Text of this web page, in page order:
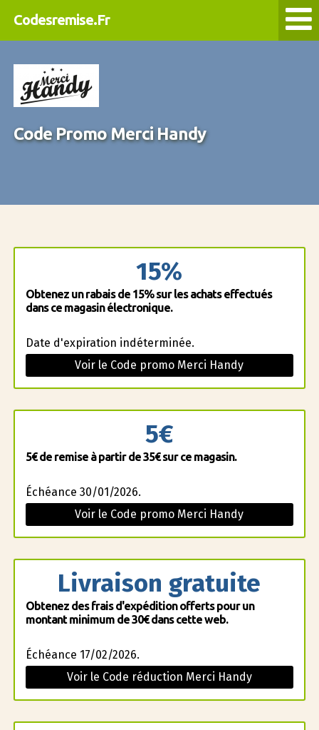
Codesremise.Fr
Code Promo Merci Handy
15%
Obtenez un rabais de 15% sur les achats effectués
dans ce magasin électronique.
Date d'expiration indéterminée.
Voir le Code promo Merci Handy
5€
5€ de remise à partir de 35€ sur ce magasin.
Échéance 30/01/2026.
Voir le Code promo Merci Handy
Livraison gratuite
Obtenez des frais d'expédition offerts pour un
montant minimum de 30€ dans cette web.
Échéance 17/02/2026.
Voir le Code réduction Merci Handy